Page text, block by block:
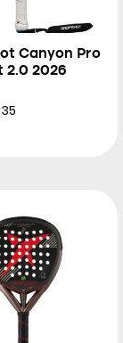
Canyon Pro
2.0 2026